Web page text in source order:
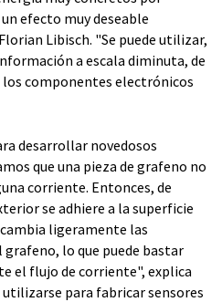
efecto muy deseable
Libisch. "Se puede utilizar,
a escala diminuta, de
componentes electrónicos
desarrollar novedosos
que una pieza de grafeno no
corriente. Entonces, de
se adhiere a la superficie
ligeramente las
lo que puede bastar
el flujo de corriente", explica
para fabricar sensores